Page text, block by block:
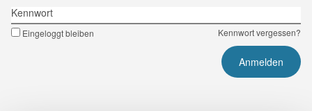
Kennwort
Eingeloggt bleiben Kennwort vergessen?